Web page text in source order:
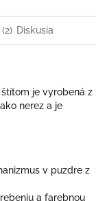
Diskusia
je vyrobená z
nerez a je
v puzdre z
a farebnou